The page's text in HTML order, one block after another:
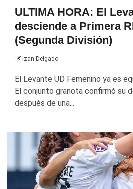
ULTIMA HORA: El
desciende a Primera
(Segunda División)
Izan Delgado
El Levante UD Femenino ya es
El conjunto granota confirmó su
después de una...